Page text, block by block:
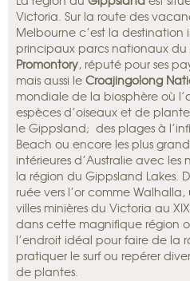
Victoria. Sur la route des
Melbourne c’est la destination
principaux parcs nationaux du
Promontory, réputé pour ses
mais aussi le Croajingolong
mondiale de la biosphère où
espèces d’oiseaux et de
le Gippsland; des plages à
Beach ou encore les plus
intérieures d’Australie avec
la région du Gippsland Lakes.
ruée vers l’or comme
villes minières du Victoria au
dans cette magnifique région
l’endroit idéal pour faire de la
pratiquer le surf ou repérer
de plantes.